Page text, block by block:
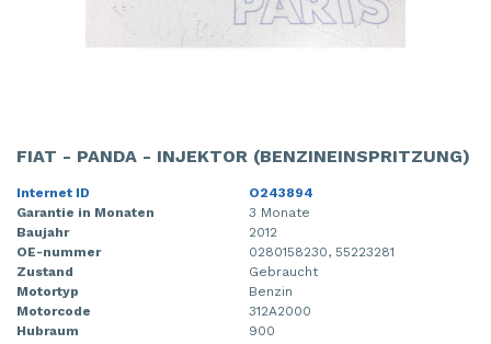
FIAT - PANDA - INJEKTOR (BENZINEINSPRITZUNG)
Internet ID
O243894
Garantie in Monaten
3 Monate
Baujahr
2012
OE-nummer
0280158230, 55223281
Zustand
Gebraucht
Motortyp
Benzin
Motorcode
312A2000
Hubraum
900